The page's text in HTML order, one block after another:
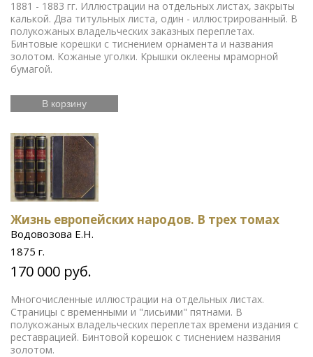
1881 - 1883 гг. Иллюстрации на отдельных листах, закрыты
калькой. Два титульных листа, один - иллюстрированный. В
полукожаных владельческих заказных переплетах.
Бинтовые корешки с тиснением орнамента и названия
золотом. Кожаные уголки. Крышки оклеены мраморной
бумагой.
В корзину
Жизнь европейских народов. В трех томах
Водовозова Е.Н.
1875 г.
170 000 руб.
Многочисленные иллюстрации на отдельных листах.
Страницы с временными и "лисьими" пятнами. В
полукожаных владельческих переплетах времени издания с
реставрацией. Бинтовой корешок с тиснением названия
золотом.